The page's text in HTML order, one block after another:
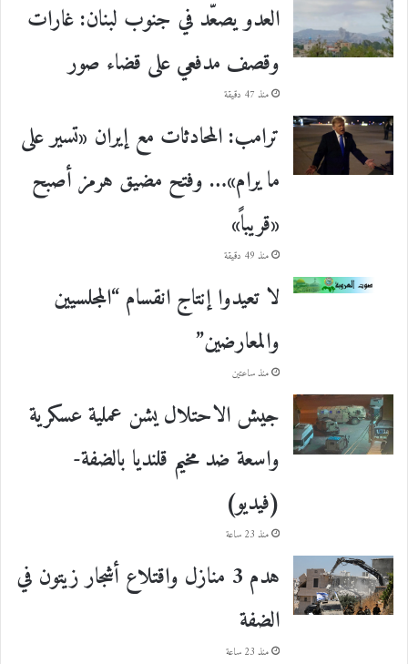
العدو يصعّد في جنوب لبنان: غارات
وقصف مدفعي على قضاء صور
منذ 47 دقيقة
ترامب: المحادثات مع إيران «تسير على
ما يرام»… وفتح مضيق هرمز أصبح
«قريباً»
منذ 49 دقيقة
لا تعيدوا إنتاج انقسام “المجلسيين
والمعارضين”
منذ ساعتين
جيش الاحتلال يشن عملية عسكرية
واسعة ضد مخيم قلنديا بالضفة-
(فيديو)
منذ 23 ساعة
هدم 3 منازل واقتلاع أشجار زيتون في
الضفة
منذ 23 ساعة